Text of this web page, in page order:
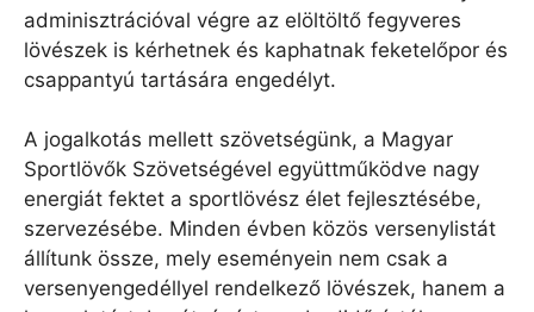
adminisztrációval végre az elöltöltő fegyveres
lövészek is kérhetnek és kaphatnak feketelőpor és
csappantyú tartására engedélyt.
A jogalkotás mellett szövetségünk, a Magyar
Sportlövők Szövetségével együttműködve nagy
energiát fektet a sportlövész élet fejlesztésébe,
szervezésébe. Minden évben közös versenylistát
állítunk össze, mely eseményein nem csak a
versenyengedéllyel rendelkező lövészek, hanem a